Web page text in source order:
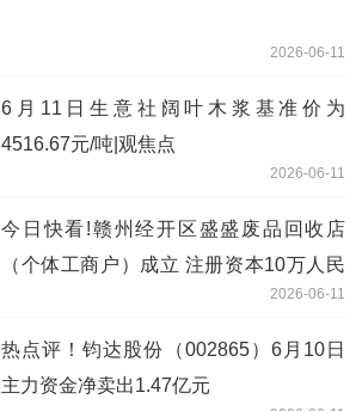
2026-06-11
6月11日生意社阔叶木浆基准价为
4516.67元/吨|观焦点
2026-06-11
今日快看!赣州经开区盛盛废品回收店
（个体工商户）成立 注册资本10万人民
2026-06-11
热点评！钧达股份（002865）6月10日
主力资金净卖出1.47亿元